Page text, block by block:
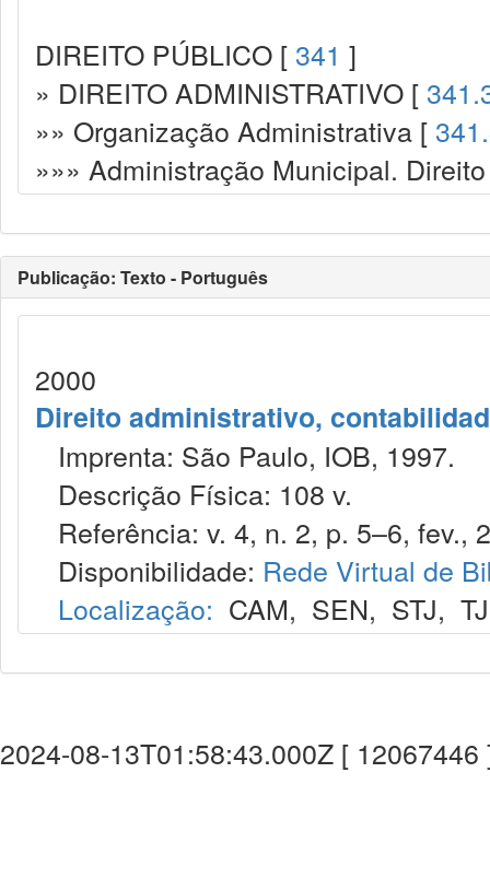
DIREITO PÚBLICO [ 341 ]
» DIREITO ADMINISTRATIVO [
»» Organização Administrativa [
»»» Administração Municipal.
Publicação: Texto - Português
2000
Direito administrativo,
Imprenta: São Paulo, IOB, 1997.
Descrição Física: 108 v.
Referência: v. 4, n. 2, p. 5–6, fev.,
Disponibilidade: Rede Virtual de
Localização: CAM, SEN, STJ,
2024-08-13T01:58:43.000Z [ 12067446